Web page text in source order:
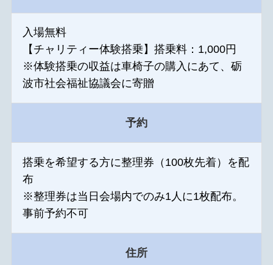
入場無料
【チャリティー体験搭乗】搭乗料：1,000円
※体験搭乗の収益は車椅子の購入にあて、砺
波市社会福祉協議会に寄贈
予約
搭乗を希望する方に整理券（100枚先着）を配
布
※整理券は当日会場内でのみ1人に1枚配布。
事前予約不可
住所